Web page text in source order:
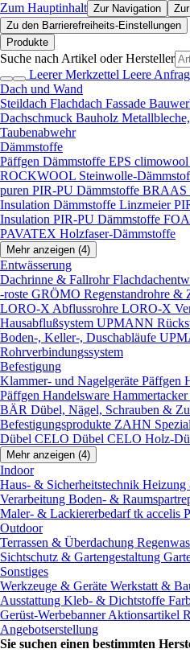
Zum Hauptinhalt Zur Navigation
Zu den Barrierefreiheits-Einstellungen
Produkte
Suche nach Artikel oder Hersteller
Leerer Merkzettel Leere
Dach und Wand
Steildach Flachdach Fassade
Dachschmuck Bauholz
Taubenabwehr
Dämmstoffe
Päffgen Dämmstoffe EPS
ROCKWOOL Steinwolle-
puren PIR-PU Dämmstoffe BRAAS
Insulation Dämmstoffe Linzmeier
Insulation PIR-PU Dämmstoffe
PAVATEX Holzfaser-Dämmstoffe
Mehr anzeigen (4)
Entwässerung
Dachrinne & Fallrohr
-roste GRÖMO Regenstandrohre &
LORO-X Abflussrohre LORO-X
Hausabflußsystem UPMANN
Boden-, Keller-, Duschabläufe
Rohrverbindungssystem
Befestigung
Klammer- und Nagelgeräte Päffgen
Päffgen Handelsware
BÄR Dübel, Nägel, Schrauben &
Befestigungsprodukte ZAHN
Dübel CELO Dübel CELO Holz-
Mehr anzeigen (4)
Indoor
Haus- & Sicherheitstechnik Heizung
Verarbeitung Boden- &
Maler- & Lackiererbedarftk accelis
Outdoor
Terrassen & Überdachung
Sichtschutz & Gartengestaltung
Sonstiges
Werkzeuge & Geräte Werkstatt &
Ausstattung Kleb- & Dichtstoffe
Gerüst-WerbebannerAktionsartikel
Angebotserstellung
Sie suchen einen bestimmten